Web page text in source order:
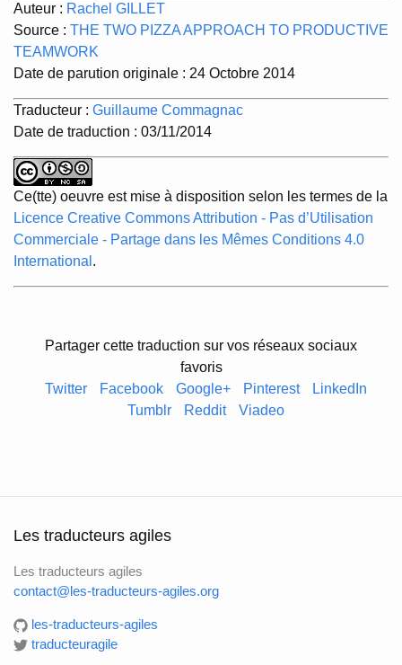
Auteur : Rachel GILLET
Source : THE TWO PIZZA APPROACH TO PRODUCTIVE
TEAMWORK
Date de parution originale : 24 Octobre 2014
Traducteur : Guillaume Commagnac
Date de traduction : 03/11/2014
Ce(tte) oeuvre est mise à disposition selon les termes de la
Licence Creative Commons Attribution - Pas d’Utilisation
Commerciale - Partage dans les Mêmes Conditions 4.0
International .
Partager cette traduction sur vos réseaux sociaux
favoris
Twitter
Facebook Google+ Pinterest
LinkedIn
Tumblr
Reddit Viadeo
Les traducteurs agiles
Les traducteurs agiles
contact@les-traducteurs-agiles.org
les-traducteurs-agiles
traducteuragile